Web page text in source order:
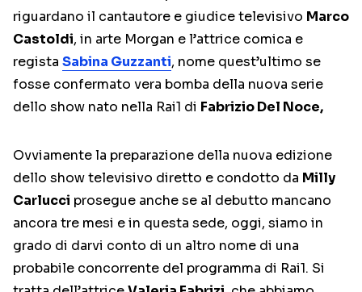
riguardano il cantautore e giudice televisivo Marco
Castoldi, in arte Morgan e l’attrice comica e
regista Sabina Guzzanti, nome quest’ultimo se
fosse confermato vera bomba della nuova serie
dello show nato nella Rai1 di Fabrizio Del Noce,
Ovviamente la preparazione della nuova edizione
dello show televisivo diretto e condotto da Milly
Carlucci prosegue anche se al debutto mancano
ancora tre mesi e in questa sede, oggi, siamo in
grado di darvi conto di un altro nome di una
probabile concorrente del programma di Rai1. Si